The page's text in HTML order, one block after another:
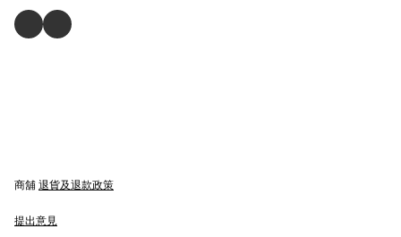
商舖 退貨及退款政策
提出意見